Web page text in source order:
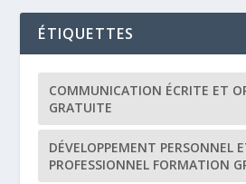
ÉTIQUETTES
COMMUNICATION ÉCRITE ET
GRATUITE
DÉVELOPPEMENT PERSONNEL
PROFESSIONNEL FORMATION